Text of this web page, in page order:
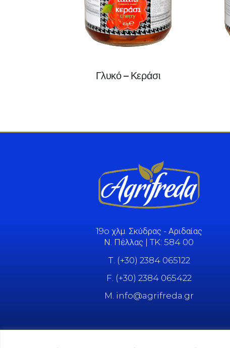
Γλυκό – Κεράσι
19o χλμ. Σκύδρας - Αριδαίας
Ν. Πέλλας | TK: 584 00
Τ. (+30) 2384 065122
F. (+30) 2384 065422
M. info@agrifreda.gr